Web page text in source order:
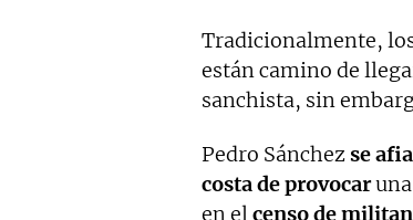
Tradicionalmente,
están camino de
sanchista, sin
Pedro Sánchezse
costa de provocar
en el censo de